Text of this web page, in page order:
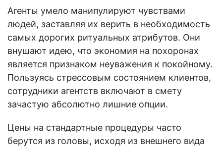
Агенты умело манипулируют чувствами
людей, заставляя их верить в необходимость
самых дорогих ритуальных атрибутов. Они
внушают идею, что экономия на похоронах
является признаком неуважения к покойному.
Пользуясь стрессовым состоянием клиентов,
сотрудники агентств включают в смету
зачастую абсолютно лишние опции.
Цены на стандартные процедуры часто
берутся из головы, исходя из внешнего вида